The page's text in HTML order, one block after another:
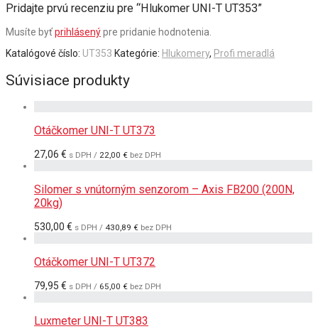
Pridajte prvú recenziu pre “Hlukomer UNI-T UT353”
Musíte byťprihlásenýpre pridanie hodnotenia.
Katalógové číslo: UT353 Kategórie: Hlukomery, Profi meradlá
Súvisiace produkty
Otáčkomer UNI-T UT373
27,06 € s DPH / 22,00 € bez DPH
Silomer s vnútorným senzorom – Axis FB200 (200N,
20kg)
530,00 € s DPH / 430,89 € bez DPH
Otáčkomer UNI-T UT372
79,95 € s DPH / 65,00 € bez DPH
Luxmeter UNI-T UT383